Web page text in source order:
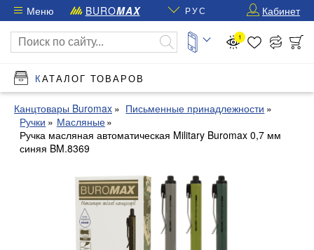
Меню BUROMAX РУС Кабинет
1
КАТАЛОГ ТОВАРОВ
Канцтовары Buromax
Письменные принадлежности
Ручки
Масляные
Ручка масляная автоматическая Military Buromax 0,7 мм
синяя BM.8369